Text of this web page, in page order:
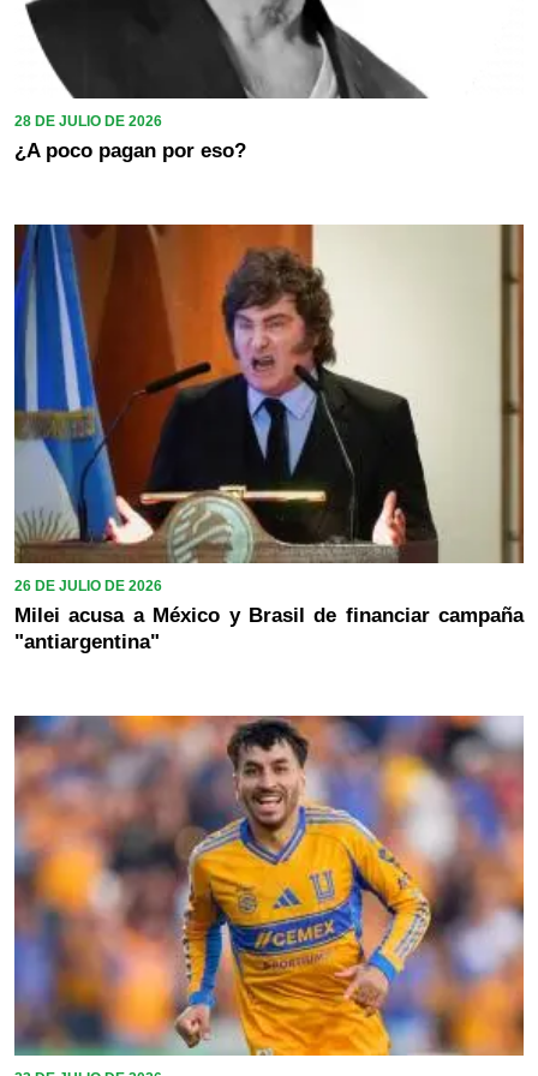
28 DE JULIO DE 2026
¿A poco pagan por eso?
26 DE JULIO DE 2026
Milei acusa a México y Brasil de financiar campaña
"antiargentina"